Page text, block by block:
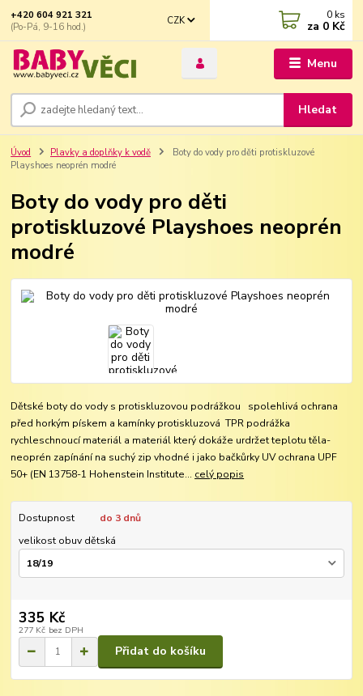
Menu
CZK
Hledat
+420 604 921 321
(Po-Pá, 9-16 hod.)
0 ks
za 0 Kč
Úvod Plavky a doplňky k vodě
Boty do vody pro děti protiskluzové
Playshoes neoprén modré
Boty do vody pro děti
protiskluzové Playshoes neoprén
modré
Dětské boty do vody s protiskluzovou podrážkou spolehlivá ochrana
před horkým pískem a kamínky protiskluzová TPR podrážka
rychleschnoucí materiál a materiál který dokáže urdržet teplotu těla-
neoprén zapínání na suchý zip vhodné i jako bačkůrky UV ochrana UPF
50+ (EN 13758-1 Hohenstein Institute... celý popis
Dostupnost
do 3 dnů
velikost obuv dětská
335 Kč
277 Kč bez DPH
Přidat do košíku